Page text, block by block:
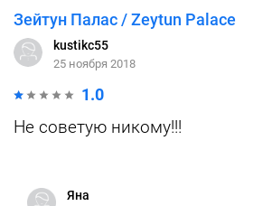
Зейтун Палас / Zeytun Palace
kustikc55
25 ноября 2018
1.0
Не советую никому!!!
Яна